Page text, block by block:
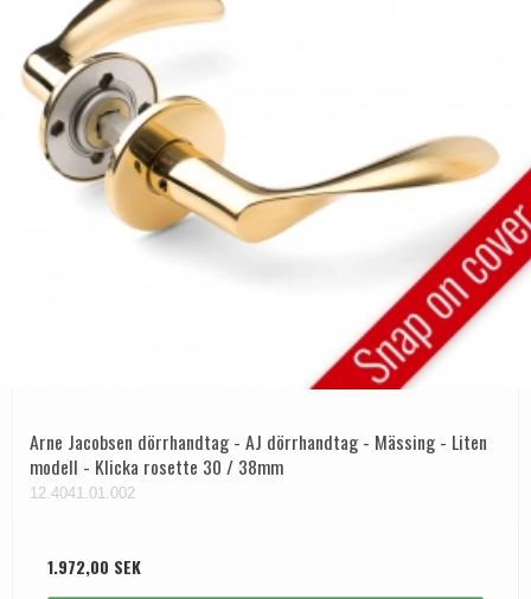
Arne Jacobsen dörrhandtag - AJ dörrhandtag - Mässing - Liten
modell - Klicka rosette 30 / 38mm
12.4041.01.002
1.972,00 SEK